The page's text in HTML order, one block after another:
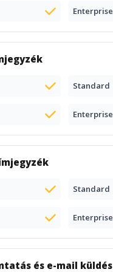
Enterprise
Standard
Enterprise
Standard
Enterprise
és e-mail küldés